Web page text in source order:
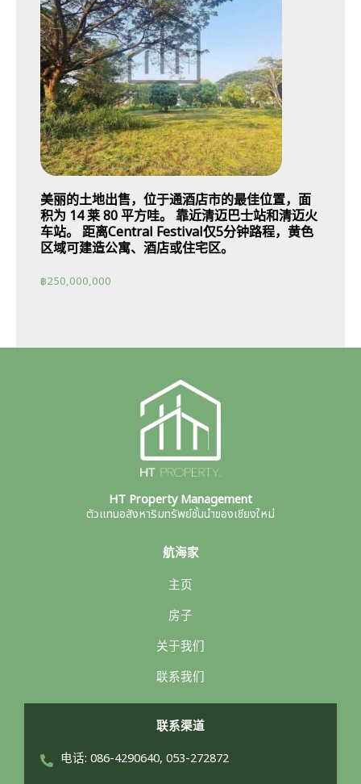
美丽的土地出售，位于通酒店市的最佳位置，面
积为 14 莱 80 平方哇。 靠近清迈巴士站和清迈火
车站。 距离Central Festival仅5分钟路程，黄色
区域可建造公寓、酒店或住宅区。
฿250,000,000
HT Property Management
ตัวแทนอสังหาริมทรัพย์ชั้นนำของเชียงใหม่
航海家
主页
房子
关于我们
联系我们
联系渠道
电话: 086-4290640, 053-272872